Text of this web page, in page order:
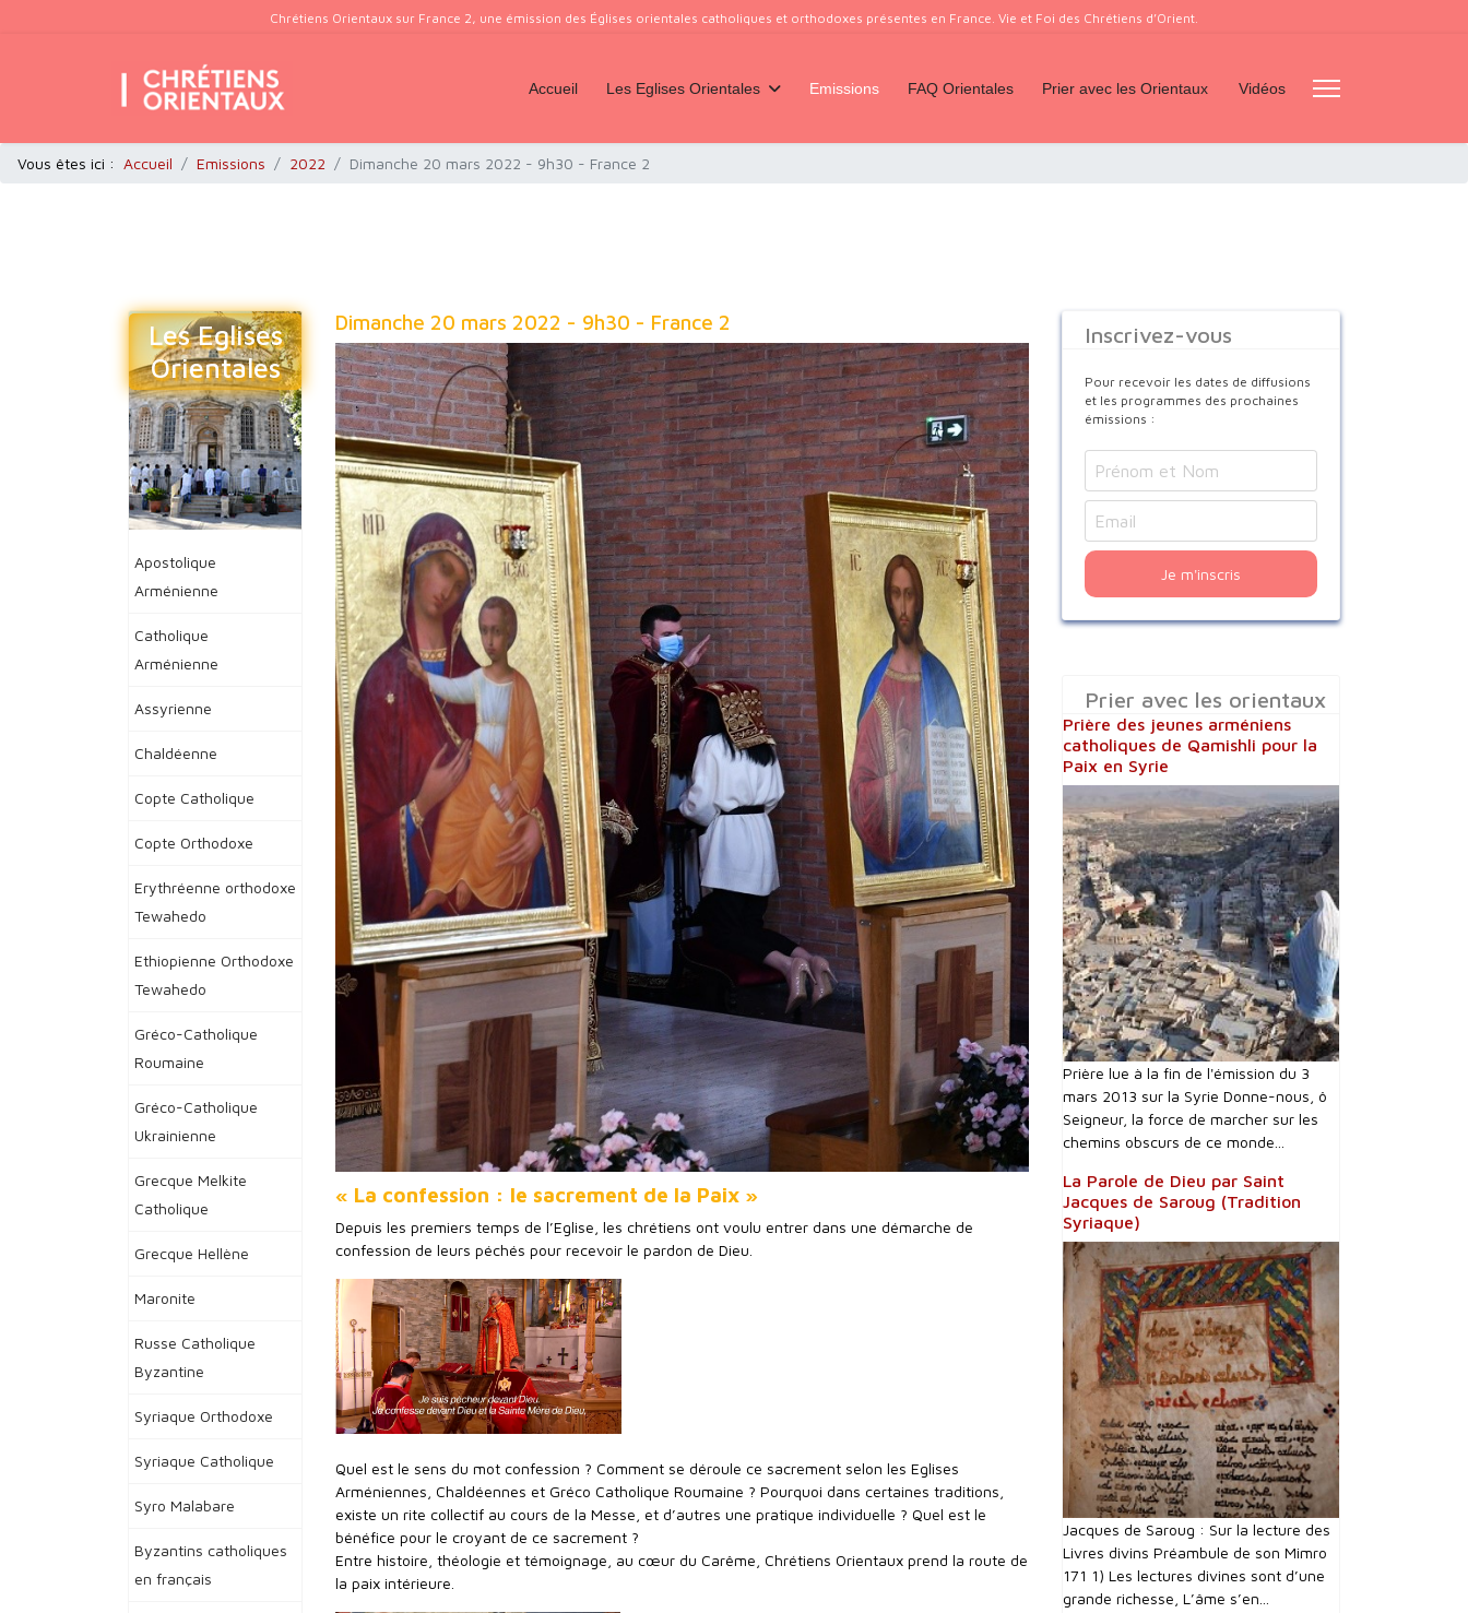
Chrétiens Orientaux sur France 2, une émission des Églises orientales catholiques et orthodoxes présentes en France. Vie et Foi des Chrétiens d’Orient.
Accueil Les Eglises Orientales Emissions FAQ Orientales Prier avec les Orientaux Vidéos
Vous êtes ici : Accueil Emissions 2022 Dimanche 20 mars 2022 - 9h30 - France 2
Les Eglises
Orientales
Apostolique
Arménienne
Catholique
Arménienne
Assyrienne
Chaldéenne
Copte Catholique
Copte Orthodoxe
Erythréenne orthodoxe
Tewahedo
Ethiopienne Orthodoxe
Tewahedo
Gréco-Catholique
Roumaine
Gréco-Catholique
Ukrainienne
Grecque Melkite
Catholique
Grecque Hellène
Maronite
Russe Catholique
Byzantine
Syriaque Orthodoxe
Syriaque Catholique
Syro Malabare
Byzantins catholiques
en français
Dimanche 20 mars 2022 - 9h30 - France 2
« La confession : le sacrement de la Paix »
Depuis les premiers temps de l’Eglise, les chrétiens ont voulu entrer dans une démarche de
confession de leurs péchés pour recevoir le pardon de Dieu.
Quel est le sens du mot confession ? Comment se déroule ce sacrement selon les Eglises
Arméniennes, Chaldéennes et Gréco Catholique Roumaine ? Pourquoi dans certaines traditions,
existe un rite collectif au cours de la Messe, et d’autres une pratique individuelle ? Quel est le
bénéfice pour le croyant de ce sacrement ?
Entre histoire, théologie et témoignage, au cœur du Carême, Chrétiens Orientaux prend la route de
la paix intérieure.
Inscrivez-vous
Pour recevoir les dates de diffusions
et les programmes des prochaines
émissions :
Je m'inscris
Prier avec les orientaux
Prière des jeunes arméniens
catholiques de Qamishli pour la
Paix en Syrie
Prière lue à la fin de l'émission du 3
mars 2013 sur la Syrie Donne-nous, ô
Seigneur, la force de marcher sur les
chemins obscurs de ce monde...
La Parole de Dieu par Saint
Jacques de Saroug (Tradition
Syriaque)
Jacques de Saroug : Sur la lecture des
Livres divins Préambule de son Mimro
171 1) Les lectures divines sont d’une
grande richesse, L’âme s’en...